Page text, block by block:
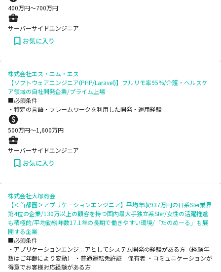
400万円〜700万円
サーバーサイドエンジニア
お気に入り
株式会社エス・エム・エス
【ソフトウェアエンジニア(PHP/Laravel)】フルリモ率95%/介護・ヘルスケ
ア領域の自社開発企業/プライム上場
■必須条件
・特定の言語・フレームワークを利用した開発・運用経験
500万円〜1,600万円
サーバーサイドエンジニア
お気に入り
株式会社大塚商会
【＜首都圏＞アプリケーションエンジニア】平均年収937万円の日系SIer業界
第4位の企業/130万以上の顧客を持つ国内最大手独立系SIer/女性の活躍推進
も積極的/平均勤続年数17.1年の長期で働きやすい環境/「たのめーる」も展
開する企業
■必須条件
・アプリケーションエンジニアとしてシステム開発の経験がある方（経験年
数はご年齢により変動） ・普通運転免許証 保有者 ・コミュニケーションが
得意でお客様対応経験がある方